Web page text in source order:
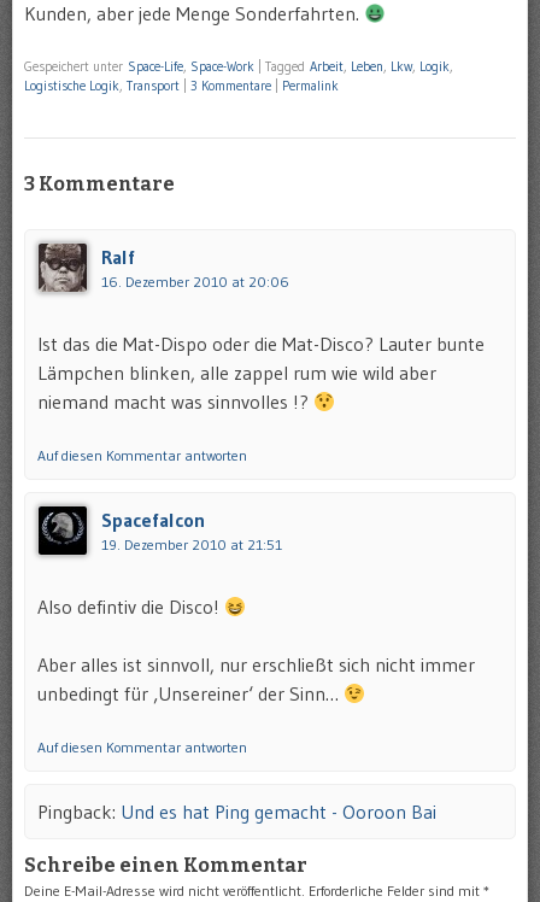
Kunden, aber jede Menge Sonderfahrten.
Gespeichert unter Space-Life, Space-Work Tagged Arbeit, Leben, Lkw, Logik,
Logistische Logik, Transport 3 Kommentare Permalink
3 Kommentare
Ralf
16. Dezember 2010 at 20:06
Ist das die Mat-Dispo oder die Mat-Disco? Lauter bunte
Lämpchen blinken, alle zappel rum wie wild aber
niemand macht was sinnvolles !?
Auf diesen Kommentar antworten
Spacefalcon
19. Dezember 2010 at 21:51
Also defintiv die Disco!
Aber alles ist sinnvoll, nur erschließt sich nicht immer
unbedingt für ‚Unsereiner‘ der Sinn…
Auf diesen Kommentar antworten
Pingback: Und es hat Ping gemacht - Ooroon Bai
Schreibe einen Kommentar
Deine E-Mail-Adresse wird nicht veröffentlicht. Erforderliche Felder sind mit *